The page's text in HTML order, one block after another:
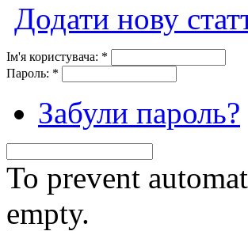
Додати нову
Ім'я користувача: *
Пароль: *
Забули пароль?
To prevent
empty.